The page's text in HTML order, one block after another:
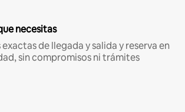
necesitas
exactas de llegada y salida y reserva en
sin compromisos ni trámites